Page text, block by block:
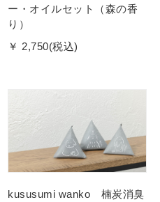
ー・オイルセット（森の香
り）
￥ 2,750(税込)
kususumi wanko 楠炭消臭